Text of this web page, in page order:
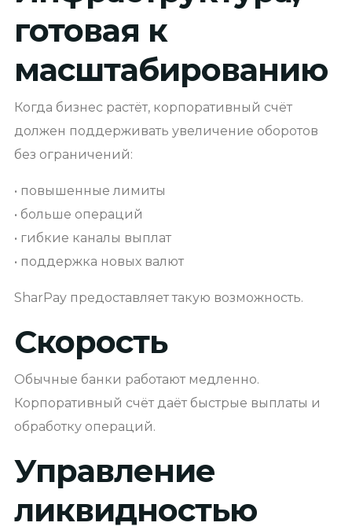
готовая к
масштабированию
Когда бизнес растёт, корпоративный счёт
должен поддерживать увеличение оборотов
без ограничений:
• повышенные лимиты
• больше операций
• гибкие каналы выплат
• поддержка новых валют
SharPay предоставляет такую возможность.
Скорость
Обычные банки работают медленно.
Корпоративный счёт даёт быстрые выплаты и
обработку операций.
Управление
ликвидностью